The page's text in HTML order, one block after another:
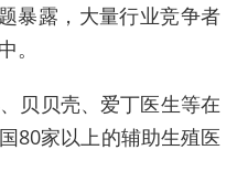
暴露，大量行业竞争者
。
贝贝壳、爱丁医生等在
80家以上的辅助生殖医